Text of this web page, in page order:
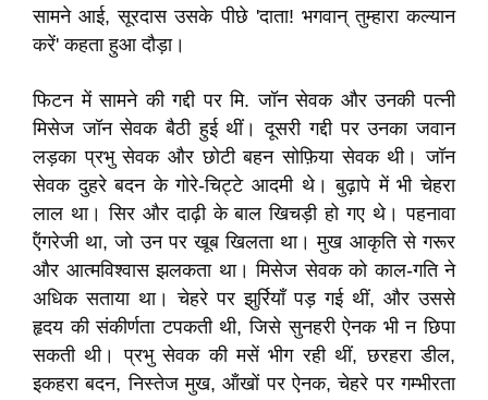
सामने आई, सूरदास उसके पीछे 'दाता! भगवान् तुम्हारा कल्यान
करें' कहता हुआ दौड़ा।
फिटन में सामने की गद्दी पर मि. जॉन सेवक और उनकी पत्नी
मिसेज जॉन सेवक बैठी हुई थीं। दूसरी गद्दी पर उनका जवान
लड़का प्रभु सेवक और छोटी बहन सोफ़िया सेवक थी। जॉन
सेवक दुहरे बदन के गोरे-चिट्टे आदमी थे। बुढ़ापे में भी चेहरा
लाल था। सिर और दाढ़ी के बाल खिचड़ी हो गए थे। पहनावा
ऍंगरेजी था, जो उन पर खूब खिलता था। मुख आकृति से गरूर
और आत्मविश्वास झलकता था। मिसेज सेवक को काल-गति ने
अधिक सताया था। चेहरे पर झुर्रियाँ पड़ गई थीं, और उससे
हृदय की संकीर्णता टपकती थी, जिसे सुनहरी ऐनक भी न छिपा
सकती थी। प्रभु सेवक की मसें भीग रही थीं, छरहरा डील,
इकहरा बदन, निस्तेज मुख, ऑंखों पर ऐनक, चेहरे पर गम्भीरता